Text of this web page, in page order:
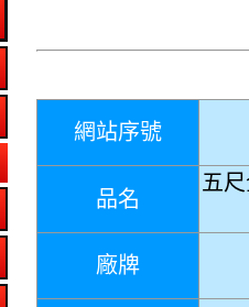
網站序號
品名
五
廠牌